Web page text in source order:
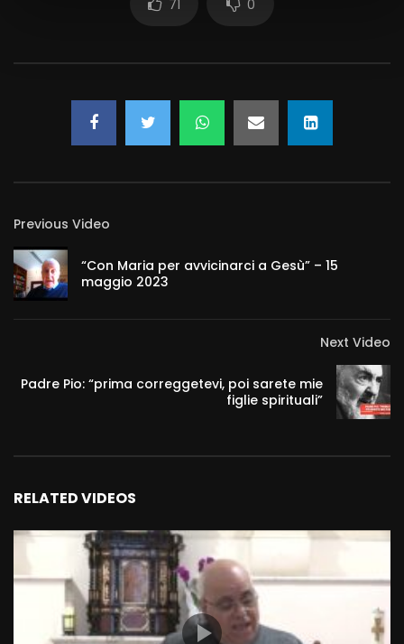
71 0
Previous Video
“Con Maria per avvicinarci a Gesù” – 15
maggio 2023
Next Video
Padre Pio: “prima correggetevi, poi sarete mie
figlie spirituali”
RELATED VIDEOS